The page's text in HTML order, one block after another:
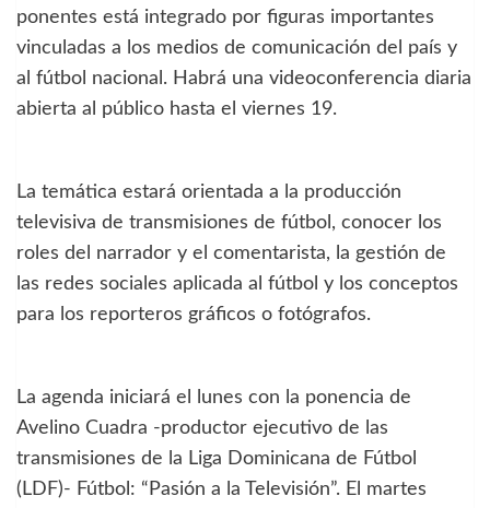
ponentes está integrado por figuras importantes
vinculadas a los medios de comunicación del país y
al fútbol nacional. Habrá una videoconferencia diaria
abierta al público hasta el viernes 19.
La temática estará orientada a la producción
televisiva de transmisiones de fútbol, conocer los
roles del narrador y el comentarista, la gestión de
las redes sociales aplicada al fútbol y los conceptos
para los reporteros gráficos o fotógrafos.
La agenda iniciará el lunes con la ponencia de
Avelino Cuadra -productor ejecutivo de las
transmisiones de la Liga Dominicana de Fútbol
(LDF)- Fútbol: “Pasión a la Televisión”. El martes